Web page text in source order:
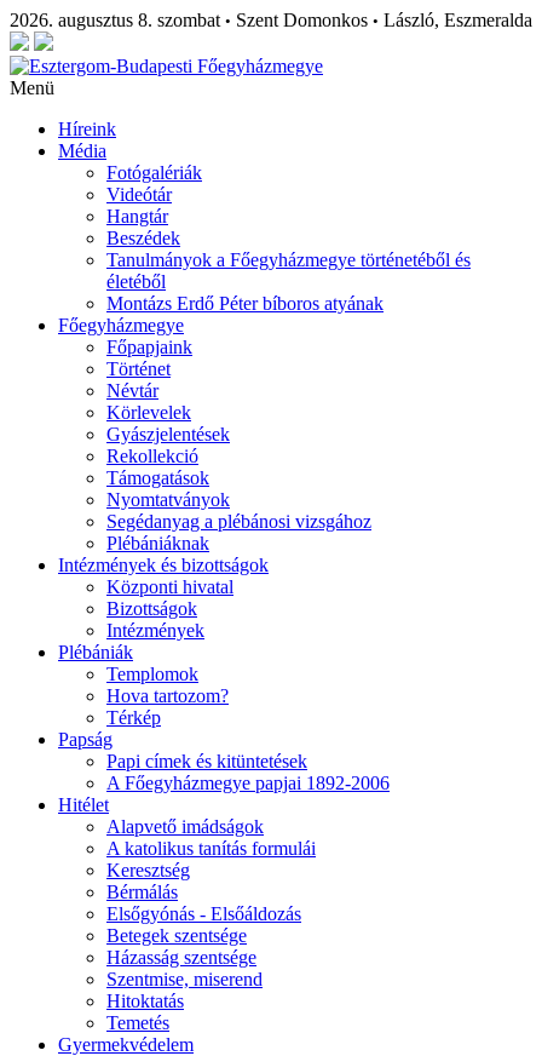
2026. augusztus 8. szombat • Szent Domonkos • László, Eszmeralda
Menü
Híreink
Média
Fotógalériák
Videótár
Hangtár
Beszédek
Tanulmányok a Főegyházmegye történetéből és
életéből
Montázs Erdő Péter bíboros atyának
Főegyházmegye
Főpapjaink
Történet
Névtár
Körlevelek
Gyászjelentések
Rekollekció
Támogatások
Nyomtatványok
Segédanyag a plébánosi vizsgához
Plébániáknak
Intézmények és bizottságok
Központi hivatal
Bizottságok
Intézmények
Plébániák
Templomok
Hova tartozom?
Térkép
Papság
Papi címek és kitüntetések
A Főegyházmegye papjai 1892-2006
Hitélet
Alapvető imádságok
A katolikus tanítás formulái
Keresztség
Bérmálás
Elsőgyónás - Elsőáldozás
Betegek szentsége
Házasság szentsége
Szentmise, miserend
Hitoktatás
Temetés
Gyermekvédelem